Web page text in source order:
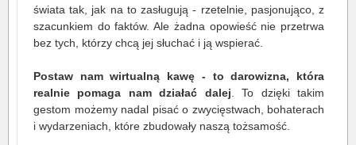
świata tak, jak na to zasługują - rzetelnie, pasjonująco, z
szacunkiem do faktów. Ale żadna opowieść nie przetrwa
bez tych, którzy chcą jej słuchać i ją wspierać.
Postaw nam wirtualną kawę - to darowizna, która
realnie pomaga nam działać dalej . To dzięki takim
gestom możemy nadal pisać o zwycięstwach, bohaterach
i wydarzeniach, które zbudowały naszą tożsamość.